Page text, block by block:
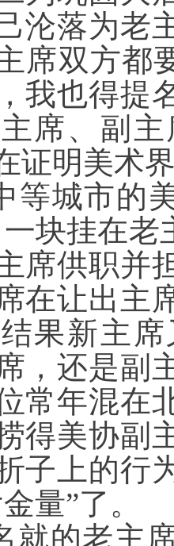
沦落为老
席双方都
我也得提
席、副
证明美术
等城市的
块挂在
席供职并
在让出主
果新主
，还是副
常年混在
得美协副
子上的行
量”了。
就的老主